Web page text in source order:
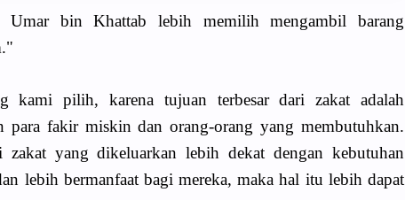
Umar bin Khattab lebih memilih mengambil barang
kami pilih, karena tujuan terbesar dari zakat adalah
para fakir miskin dan orang-orang yang membutuhkan.
zakat yang dikeluarkan lebih dekat dengan kebutuhan
lebih bermanfaat bagi mereka, maka hal itu lebih dapat